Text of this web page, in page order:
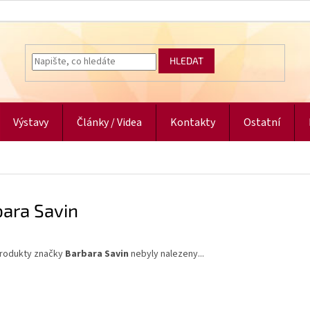
HLEDAT
Výstavy Články / Videa Kontakty Ostatní
Savin
značky Barbara Savin nebyly nalezeny...